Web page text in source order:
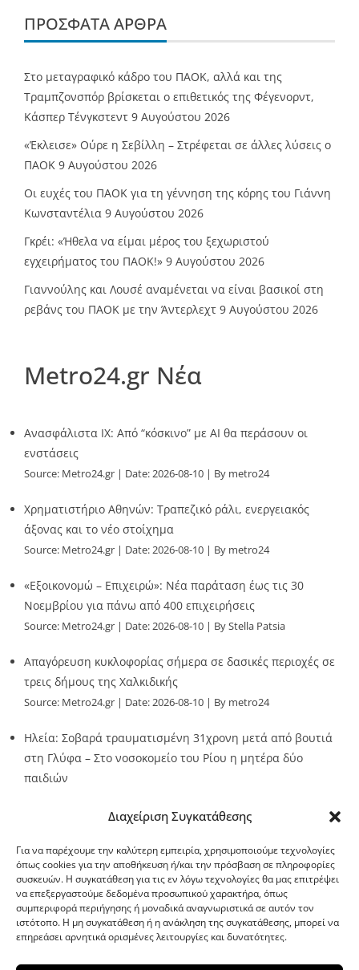
Διαχείριση Συγκατάθεσης
Για να παρέχουμε την καλύτερη εμπειρία, χρησιμοποιούμε τεχνολογίες
όπως cookies για την αποθήκευση ή/και την πρόσβαση σε πληροφορίες
συσκευών. Η συγκατάθεση για τις εν λόγω τεχνολογίες θα μας επιτρέψει
να επεξεργαστούμε δεδομένα προσωπικού χαρακτήρα, όπως
συμπεριφορά περιήγησης ή μοναδικά αναγνωριστικά σε αυτόν τον
ιστότοπο. Η μη συγκατάθεση ή η ανάκληση της συγκατάθεσης, μπορεί να
επηρεάσει αρνητικά ορισμένες λειτουργίες και δυνατότητες.
ΠΡΌΣΦΑΤΑ ΆΡΘΡΑ
Στο μεταγραφικό κάδρο του ΠΑΟΚ, αλλά και της
Τραμπζονσπόρ βρίσκεται ο επιθετικός της Φέγενορντ,
Κάσπερ Τένγκστεντ 9 Αυγούστου 2026
«Έκλεισε» Ούρε η Σεβίλλη – Στρέφεται σε άλλες λύσεις ο
ΠΑΟΚ 9 Αυγούστου 2026
Οι ευχές του ΠΑΟΚ για τη γέννηση της κόρης του Γιάννη
Κωνσταντέλια 9 Αυγούστου 2026
Γκρέι: «Ήθελα να είμαι μέρος του ξεχωριστού
εγχειρήματος του ΠΑΟΚ!» 9 Αυγούστου 2026
Γιαννούλης και Λουσέ αναμένεται να είναι βασικοί στη
ρεβάνς του ΠΑΟΚ με την Άντερλεχτ 9 Αυγούστου 2026
Metro24.gr Νέα
Ανασφάλιστα ΙΧ: Από “κόσκινο” με AI θα περάσουν οι
ενστάσεις
Source: Metro24.gr Date: 2026-08-10 By metro24
Χρηματιστήριο Αθηνών: Τραπεζικό ράλι, ενεργειακός
άξονας και το νέο στοίχημα
Source: Metro24.gr Date: 2026-08-10 By metro24
«Εξοικονομώ – Επιχειρώ»: Νέα παράταση έως τις 30
Νοεμβρίου για πάνω από 400 επιχειρήσεις
Source: Metro24.gr Date: 2026-08-10 By Stella Patsia
Απαγόρευση κυκλοφορίας σήμερα σε δασικές περιοχές σε
τρεις δήμους της Χαλκιδικής
Source: Metro24.gr Date: 2026-08-10 By metro24
Ηλεία: Σοβαρά τραυματισμένη 31χρονη μετά από βουτιά
στη Γλύφα – Στο νοσοκομείο του Ρίου η μητέρα δύο
παιδιών
G-point.gr